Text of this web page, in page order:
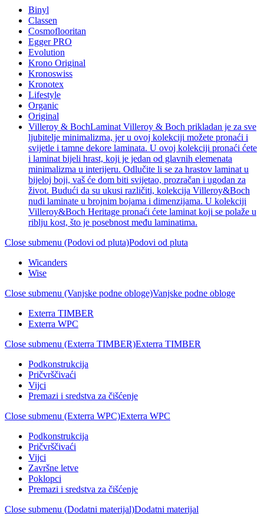
Binyl
Classen
Cosmoflooritan
Egger PRO
Evolution
Krono Original
Kronoswiss
Kronotex
Lifestyle
Organic
Original
Villeroy & BochLaminat Villeroy & Boch prikladan je za sve
ljubitelje minimalizma, jer u ovoj kolekciji možete pronaći i
svijetle i tamne dekore laminata. U ovoj kolekciji pronaći ćete
i laminat bijeli hrast, koji je jedan od glavnih elemenata
minimalizma u interijeru. Odlučite li se za hrastov laminat u
bijeloj boji, vaš će dom biti svijetao, prozračan i ugodan za
život. Budući da su ukusi različiti, kolekcija Villeroy&Boch
nudi laminate u brojnim bojama i dimenzijama. U kolekciji
Villeroy&Boch Heritage pronaći ćete laminat koji se polaže u
riblju kost, što je posebnost među laminatima.
Close submenu (Podovi od pluta)Podovi od pluta
Wicanders
Wise
Close submenu (Vanjske podne obloge)Vanjske podne obloge
Exterra TIMBER
Exterra WPC
Close submenu (Exterra TIMBER)Exterra TIMBER
Podkonstrukcija
Pričvrščivaći
Vijci
Premazi i sredstva za čišćenje
Close submenu (Exterra WPC)Exterra WPC
Podkonstrukcija
Pričvrščivaći
Vijci
Završne letve
Poklopci
Premazi i sredstva za čišćenje
Close submenu (Dodatni materijal)Dodatni materijal